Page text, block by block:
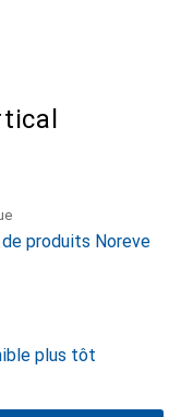
produits Noreve
plus tôt